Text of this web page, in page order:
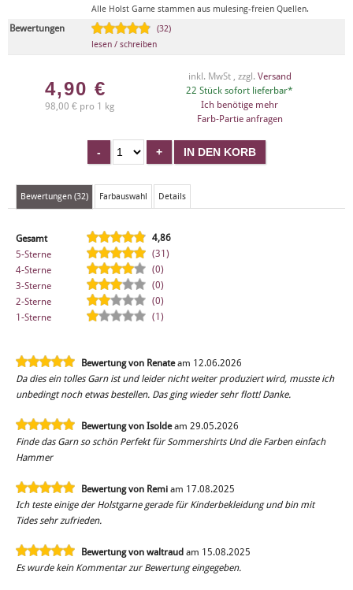
Alle Holst Garne stammen aus mulesing-freien Quellen.
Bewertungen
(32)
lesen / schreiben
4,90 €
98,00 € pro 1 kg
inkl. MwSt , zzgl. Versand
22 Stück sofort lieferbar*
Ich benötige mehr
Farb-Partie anfragen
Bewertungen (32) Farbauswahl Details
Gesamt
4,86
5-Sterne
(31)
4-Sterne
(0)
3-Sterne
(0)
2-Sterne
(0)
1-Sterne
(1)
Bewertung von Renateam 12.06.2026
Da dies ein tolles Garn ist und leider nicht weiter produziert wird, musste ich
unbedingt noch etwas bestellen. Das ging wieder sehr flott! Danke.
Bewertung von Isoldeam 29.05.2026
Finde das Garn so schön Perfekt für Sommershirts Und die Farben einfach
Hammer
Bewertung von Remi am 17.08.2025
Ich teste einige der Holstgarne gerade für Kinderbekleidung und bin mit
Tides sehr zufrieden.
Bewertung von waltraud am 15.08.2025
Es wurde kein Kommentar zur Bewertung eingegeben.